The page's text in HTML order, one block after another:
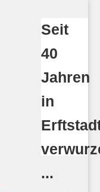
Seit
40
Jahren
in
...